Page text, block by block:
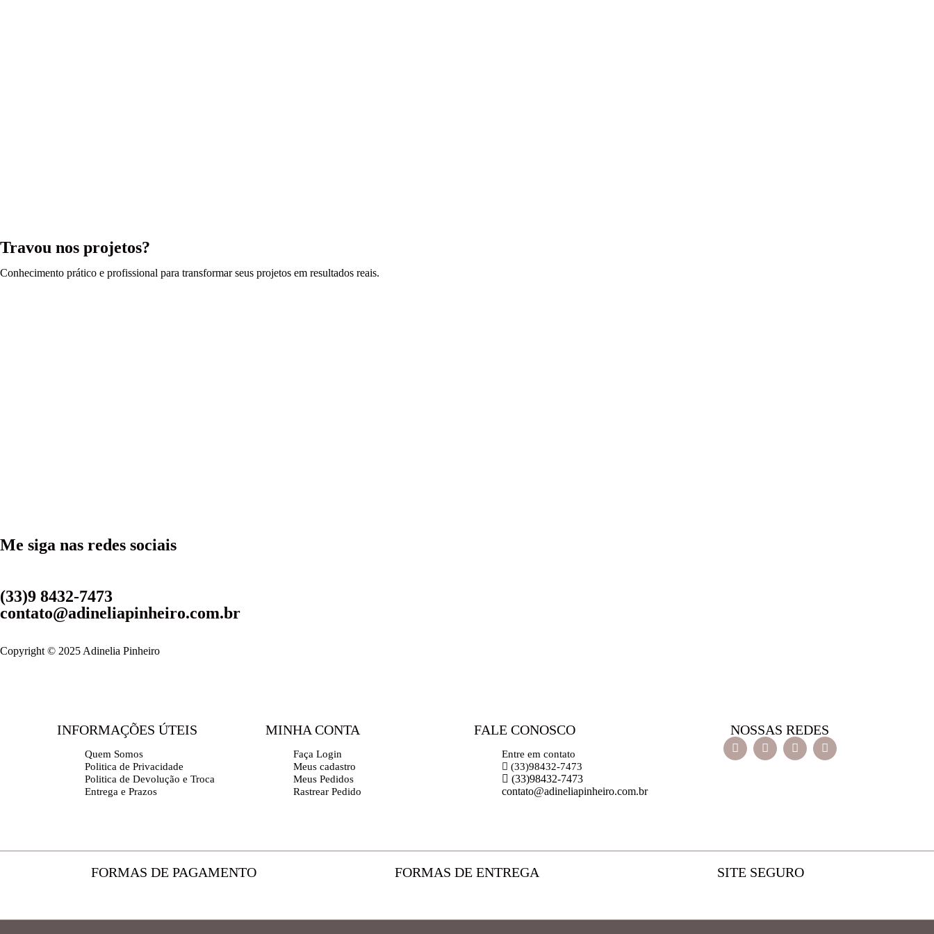
Travou nos projetos?
Conhecimento prático e profissional para transformar seus projetos em resultados reais.
Me siga nas redes sociais
(33)9 8432-7473
contato@adineliapinheiro.com.br
Copyright © 2025 Adinelia Pinheiro
INFORMAÇÕES ÚTEIS
Quem Somos
Politica de Privacidade
Politica de Devolução e Troca
Entrega e Prazos
MINHA CONTA
Faça Login
Meus cadastro
Meus Pedidos
Rastrear Pedido
FALE CONOSCO
Entre em contato
(33)98432-7473
(33)98432-7473
contato@adineliapinheiro.com.br
NOSSAS REDES
FORMAS DE PAGAMENTO FORMAS DE ENTREGA SITE SEGURO